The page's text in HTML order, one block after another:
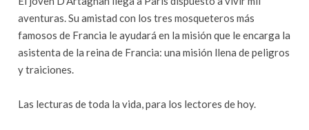
aventuras. Su amistad con los tres mosqueteros más
famosos de Francia le ayudará en la misión que le encarga la
asistenta de la reina de Francia: una misión llena de peligros
y traiciones.
Las lecturas de toda la vida, para los lectores de hoy.